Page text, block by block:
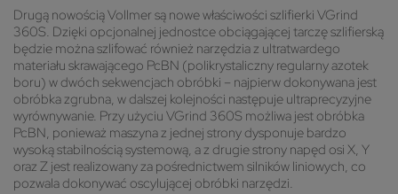
Drugą nowością Vollmer są nowe właściwości szlifierki VGrind
360S. Dzięki opcjonalnej jednostce obciągającej tarczę szlifierską
będzie można szlifować również narzędzia z ultratwardego
materiału skrawającego PcBN (polikrystaliczny regularny azotek
boru) w dwóch sekwencjach obróbki – najpierw dokonywana jest
obróbka zgrubna, w dalszej kolejności następuje ultraprecyzyjne
wyrównywanie. Przy użyciu VGrind 360S możliwa jest obróbka
PcBN, ponieważ maszyna z jednej strony dysponuje bardzo
wysoką stabilnością systemową, a z drugie strony napęd osi X, Y
oraz Z jest realizowany za pośrednictwem silników liniowych, co
pozwala dokonywać oscylującej obróbki narzędzi.